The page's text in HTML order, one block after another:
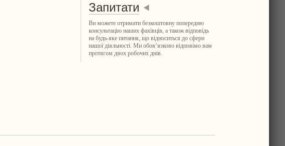
Запитати
Ви можете отримати безкоштовну попередню
консультацію наших фахівців, а також відповідь
на будь-яке питання, що відноситься до сфери
нашої діяльності. Ми обов’язково відповімо вам
протягом двох робочих днів.